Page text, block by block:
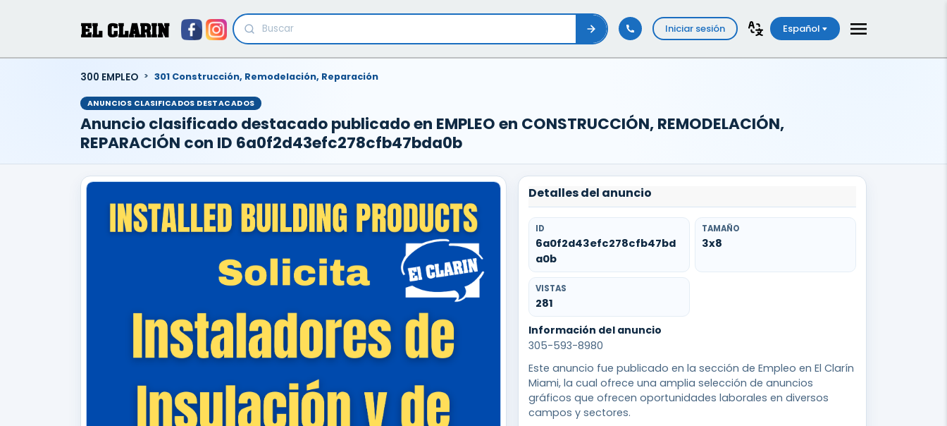
EL CLARIN Iniciar sesión Español
300 EMPLEO 301 Construcción, Remodelación, Reparación
ANUNCIOS CLASIFICADOS DESTACADOS
Anuncio clasificado destacado publicado en EMPLEO en CONSTRUCCIÓN, REMODELACIÓN,
REPARACIÓN con ID 6a0f2d43efc278cfb47bda0b
Detalles del anuncio
ID
6a0f2d43efc278cfb47bd
a0b
TAMAÑO
3x8
VISTAS
281
Información del anuncio
305-593-8980
Este anuncio fue publicado en la sección de Empleo en El Clarín
Miami, la cual ofrece una amplia selección de anuncios
gráficos que ofrecen oportunidades laborales en diversos
campos y sectores.